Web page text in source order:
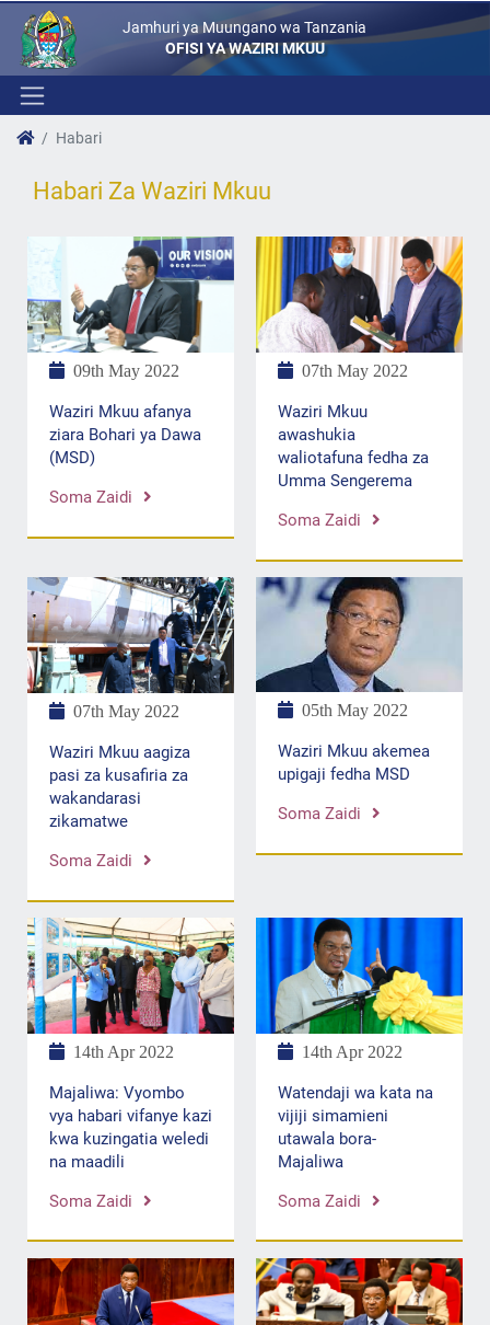
Jamhuri ya Muungano wa Tanzania
OFISI YA WAZIRI MKUU
Habari
Habari Za Waziri Mkuu
09th May 2022
Waziri Mkuu afanya
ziara Bohari ya Dawa
(MSD)
Soma Zaidi
07th May 2022
Waziri Mkuu
awashukia
waliotafuna fedha za
Umma Sengerema
Soma Zaidi
07th May 2022
Waziri Mkuu aagiza
pasi za kusafiria za
wakandarasi
zikamatwe
Soma Zaidi
05th May 2022
Waziri Mkuu akemea
upigaji fedha MSD
Soma Zaidi
14th Apr 2022
Majaliwa: Vyombo
vya habari vifanye kazi
kwa kuzingatia weledi
na maadili
Soma Zaidi
14th Apr 2022
Watendaji wa kata na
vijiji simamieni
utawala bora-
Majaliwa
Soma Zaidi